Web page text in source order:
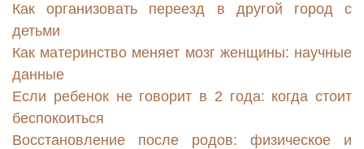
Как организовать переезд в другой город с
детьми
Как материнство меняет мозг женщины: научные
данные
Если ребенок не говорит в 2 года: когда стоит
беспокоиться
Восстановление после родов: физическое и